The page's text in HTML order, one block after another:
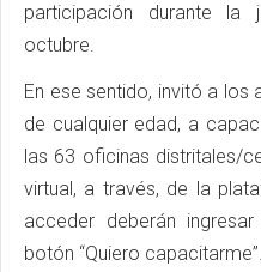
participación durante
octubre.
En ese sentido, invitó a
de cualquier edad, a
las 63 oficinas distritales/
virtual, a través, de la
acceder deberán
botón “Quiero capacitarme”.